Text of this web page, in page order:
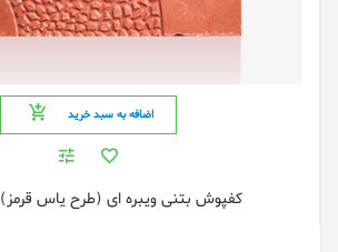
اضافه به سبد خرید
کفپوش بتنی ویبره ای (طرح یاس قرمز) 40x40cm